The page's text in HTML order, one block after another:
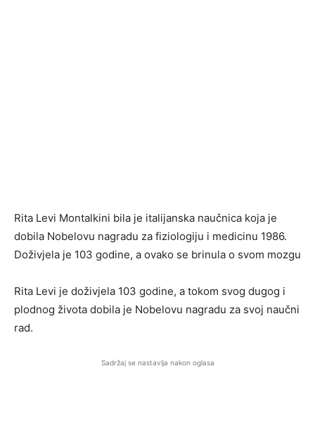
Rita Levi Montalkini bila je italijanska naučnica koja je
dobila Nobelovu nagradu za fiziologiju i medicinu 1986.
Doživjela je 103 godine, a ovako se brinula o svom mozgu
Rita Levi je doživjela 103 godine, a tokom svog dugog i
plodnog života dobila je Nobelovu nagradu za svoj naučni
rad.
Sadržaj se nastavlja nakon oglasa